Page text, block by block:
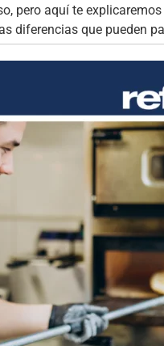
pero aquí te
diferencias que pueden